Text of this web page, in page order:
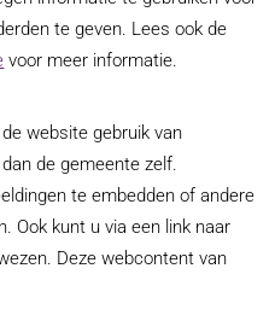
te geven. Lees ook de
voor meer informatie.
website gebruik van
de gemeente zelf.
te embedden of andere
Ook kunt u via een link naar
Deze webcontent van